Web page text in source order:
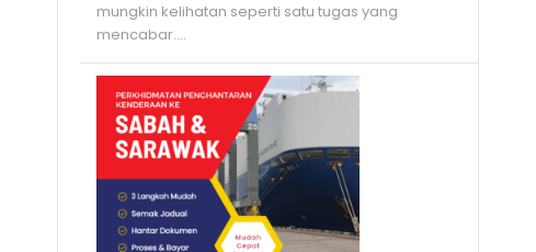
mungkin kelihatan seperti satu tugas yang
mencabar....